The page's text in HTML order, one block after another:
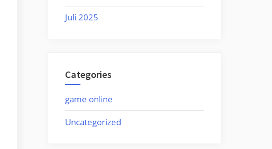
Juli 2025
Categories
game online
Uncategorized